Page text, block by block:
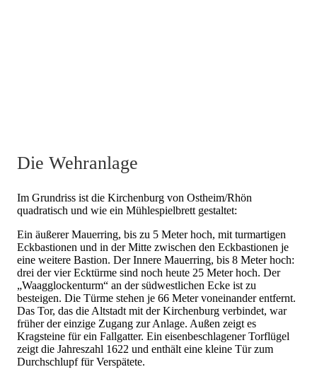
Die Wehranlage
Im Grundriss ist die Kirchenburg von Ostheim/Rhön
quadratisch und wie ein Mühlespielbrett gestaltet:
Ein äußerer Mauerring, bis zu 5 Meter hoch, mit turmartigen
Eckbastionen und in der Mitte zwischen den Eckbastionen je
eine weitere Bastion. Der Innere Mauerring, bis 8 Meter hoch:
drei der vier Ecktürme sind noch heute 25 Meter hoch. Der
„Waagglockenturm“ an der südwestlichen Ecke ist zu
besteigen. Die Türme stehen je 66 Meter voneinander entfernt.
Das Tor, das die Altstadt mit der Kirchenburg verbindet, war
früher der einzige Zugang zur Anlage. Außen zeigt es
Kragsteine für ein Fallgatter. Ein eisenbeschlagener Torflügel
zeigt die Jahreszahl 1622 und enthält eine kleine Tür zum
Durchschlupf für Verspätete.